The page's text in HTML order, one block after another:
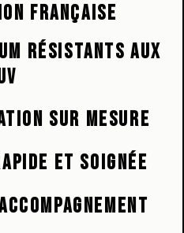
française
résistants aux
sur mesure
et soignée